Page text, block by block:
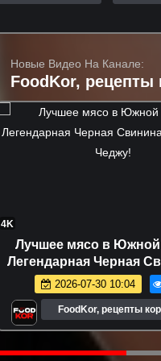
Новые Видео На Канале:
FoodKor, рецепты
4K
Лучшее мясо в Южной
Легендарная Черная
острове
2026-07-30 10:04
FoodKor, рецепты
паназиатской